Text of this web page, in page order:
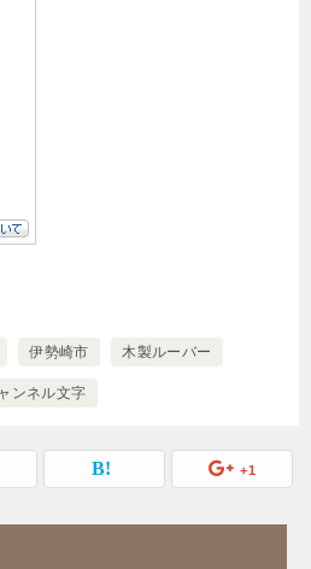
伊勢崎市 木製ルーバー
ンネル文字
+1